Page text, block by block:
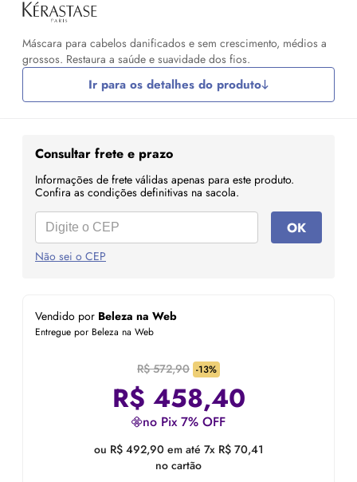
Máscara para cabelos danificados e sem crescimento, médios a
grossos. Restaura a saúde e suavidade dos fios.
Ir para os detalhes do produto
Consultar frete e prazo
Informações de frete válidas apenas para este produto.
Confira as condições definitivas na sacola.
OK
Não sei o CEP
Vendido por Beleza na Web
Entregue por Beleza na Web
R$ 572,90 -13%
R$ 458,40
no Pix 7% OFF
ou R$ 492,90 em até 7x R$ 70,41
no cartão